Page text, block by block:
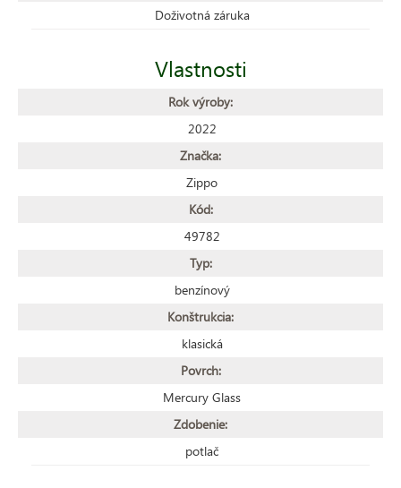
Doživotná záruka
Vlastnosti
Rok výroby:
2022
Značka:
Zippo
Kód:
49782
Typ:
benzínový
Konštrukcia:
klasická
Povrch:
Mercury Glass
Zdobenie:
potlač